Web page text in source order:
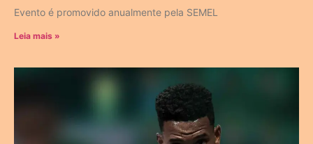
Evento é promovido anualmente pela SEMEL
Leia mais »